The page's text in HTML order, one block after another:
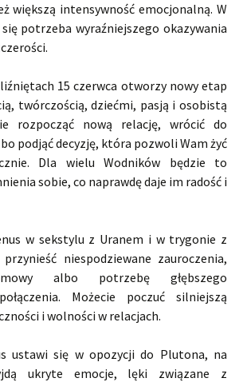
większą intensywność emocjonalną. W
potrzeba wyraźniejszego okazywania
15 czerwca otworzy nowy etap
twórczością, dziećmi, pasją i osobistą
rozpocząć nową relację, wrócić do
podjąć decyzję, która pozwoli Wam żyć
Dla wielu Wodników będzie to
sobie, co naprawdę daje im radość i
w sekstylu z Uranem i w trygonie z
niespodziewane zauroczenia,
albo potrzebę głębszego
Możecie poczuć silniejszą
i wolności w relacjach.
ustawi się w opozycji do Plutona, na
ukryte emocje, lęki związane z